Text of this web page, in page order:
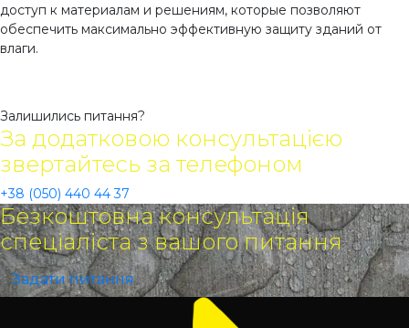
доступ к материалам и решениям, которые позволяют
обеспечить максимально эффективную защиту зданий от
влаги.
Залишились питання?
За додатковою консультацією
звертайтесь за телефоном
+38 (050) 440 44 37
Безкоштовна консультація
спеціаліста з вашого питання
Задати питання